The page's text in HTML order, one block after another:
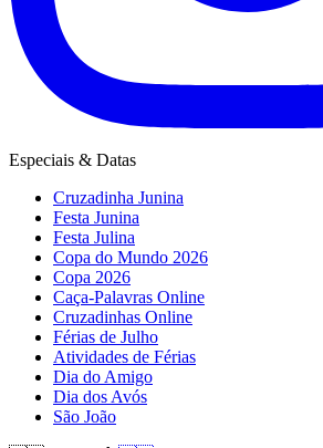
Especiais & Datas
Cruzadinha Junina
Festa Junina
Festa Julina
Copa do Mundo 2026
Copa 2026
Caça-Palavras Online
Cruzadinhas Online
Férias de Julho
Atividades de Férias
Dia do Amigo
Dia dos Avós
São João